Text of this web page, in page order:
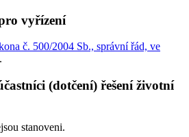
vyřízení
č. 500/2004 Sb., správní řád, ve
.
(dotčení) řešení životní
stanoveni.